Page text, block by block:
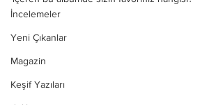
İncelemeler
Yeni Çıkanlar
Magazin
Keşif Yazıları